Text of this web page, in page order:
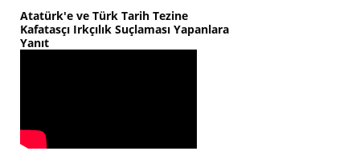
Atatürk'e ve Türk Tarih Tezine
Kafatasçı Irkçılık Suçlaması Yapanlara
Yanıt